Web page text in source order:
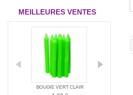
MEILLEURES VENTES
BOUGIE VERT CLAIR